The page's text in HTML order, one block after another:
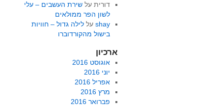
דוריתעל שירת העשבים – עלי
לשון הפר ממולאים
shayעל לילה גדול – חוויות
בישול מהקורדוברו
ארכיון
אוגוסט 2016
יוני 2016
אפריל 2016
מרץ 2016
פברואר 2016